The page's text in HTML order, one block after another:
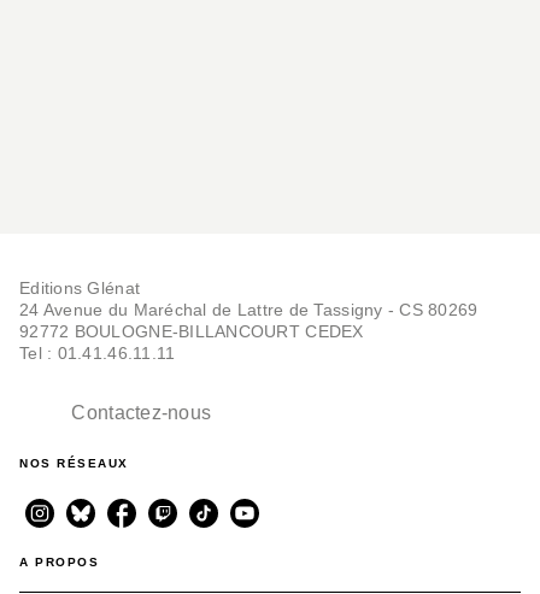
Editions Glénat
24 Avenue du Maréchal de Lattre de Tassigny - CS 80269
92772 BOULOGNE-BILLANCOURT CEDEX
Tel : 01.41.46.11.11
Contactez-nous
NOS RÉSEAUX
A PROPOS